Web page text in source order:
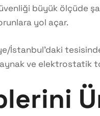
büyük ölçüde
yol açar.
İstanbul’daki
ve